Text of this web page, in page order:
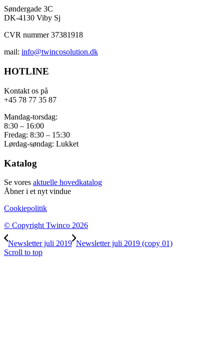
Søndergade 3C
DK-4130 Viby Sj
CVR nummer 37381918
mail: info@twincosolution.dk
HOTLINE
Kontakt os på
+45 78 77 35 87
Mandag-torsdag:
8:30 – 16:00
Fredag: 8:30 – 15:30
Lørdag-søndag: Lukket
Katalog
Se vores aktuelle hovedkatalog
Åbner i et nyt vindue
Cookiepolitik
© Copyright Twinco 2026
Newsletter juli 2019 Newsletter juli 2019 (copy 01)
Scroll to top